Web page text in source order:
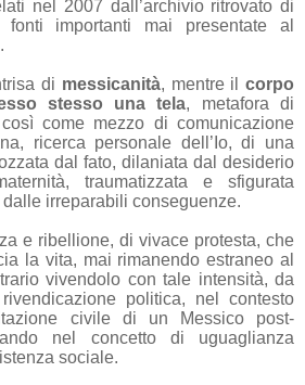
nel 2007 dall’archivio ritrovato di
importanti mai presentate al
di messicanità, mentre il corpo
stesso una tela, metafora di
come mezzo di comunicazione
ricerca personale dell’Io, di una
dal fato, dilaniata dal desiderio
traumatizzata e sfigurata
irreparabili conseguenze.
e ribellione, di vivace protesta, che
la vita, mai rimanendo estraneo al
vivendolo con tale intensità, da
politica, nel contesto
civile di un Messico post-
nel concetto di uguaglianza
sociale.